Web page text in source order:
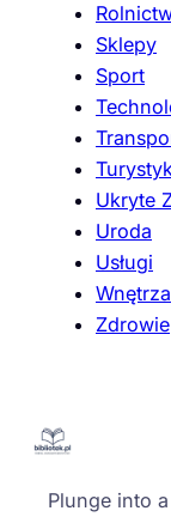
Sklepy
Sport
Ukryte
Uroda
Usługi
Wnętrza
Zdrowie
Plunge into